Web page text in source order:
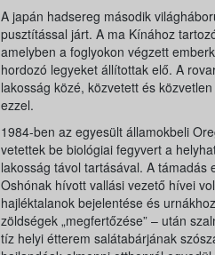
A japán hadsereg második
pusztítással járt. A ma Kínához
amelyben a foglyokon végzett
hordozó legyeket állítottak elő. A
lakosság közé, közvetett és
ezzel.
1984-ben az egyesült államokbeli
vetettek be biológiai fegyvert a
lakosság távol tartásával. A
Oshónak hívott vallási vezető hívei
hajléktalanok bejelentése és
zöldségek „megfertőzése” – után
tíz helyi étterem salátabárjának